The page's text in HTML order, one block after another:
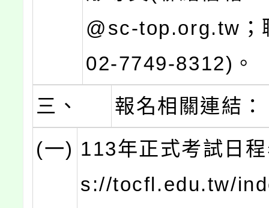
@sc-top.org.tw；
02-7749-8312)。
三、
報名相關連結：
(一) 113年正式考試日
s://tocfl.edu.tw/